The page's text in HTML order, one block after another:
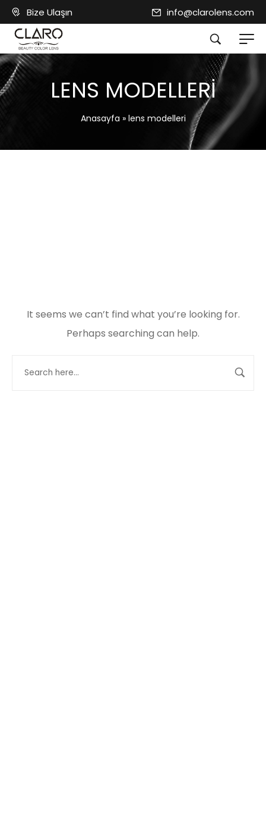
Bize Ulaşın info@clarolens.com
LENS MODELLERI
Anasayfa » lens modelleri
It seems we can’t find what you’re looking for.
Perhaps searching can help.